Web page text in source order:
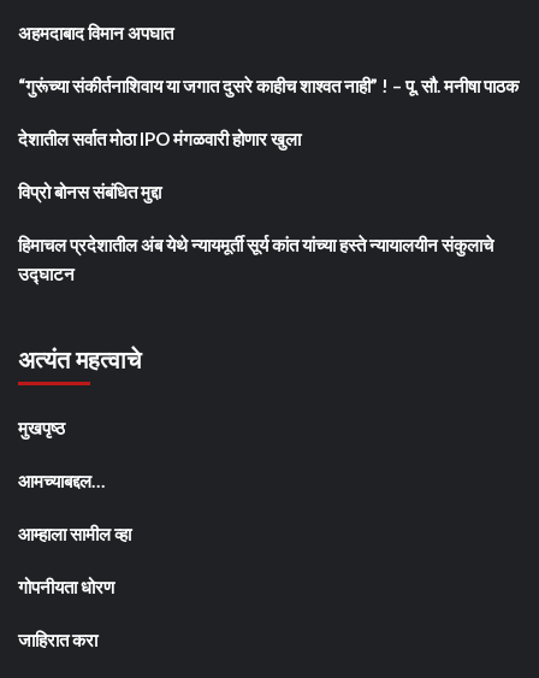
अहमदाबाद विमान अपघात
“गुरूंच्या संकीर्तनाशिवाय या जगात दुसरे काहीच शाश्वत नाही” ! – पू. सौ. मनीषा पाठक
देशातील सर्वात मोठा IPO मंगळवारी होणार खुला
विप्रो बोनस संबंधित मुद्दा
हिमाचल प्रदेशातील अंब येथे न्यायमूर्ती सूर्य कांत यांच्या हस्ते न्यायालयीन संकुलाचे
उद्घाटन
अत्यंत महत्वाचे
मुखपृष्ठ
आमच्याबद्दल…
आम्हाला सामील व्हा
गोपनीयता धोरण
जाहिरात करा